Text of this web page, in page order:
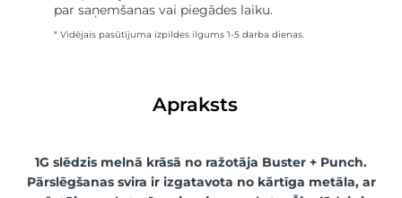
par saņemšanas vai piegādes laiku.
* Vidējais pasūtījuma izpildes ilgums 1-5 darba dienas.
Apraksts
1G slēdzis melnā krāsā no ražotāja Buster + Punch.
Pārslēgšanas svira ir izgatavota no kārtīga metāla, ar